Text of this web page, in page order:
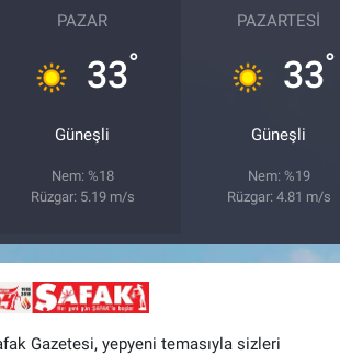
PAZAR
33°
Güneşli
Nem: %18
Rüzgar: 5.19 m/s
PAZARTESI
33°
Güneşli
Nem: %19
Rüzgar: 4.81 m/s
Gazetesi, yepyeni temasıyla sizleri